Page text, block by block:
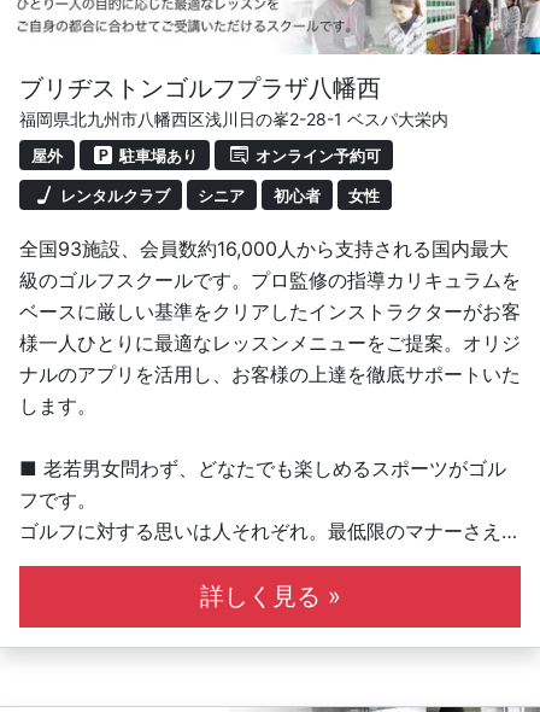
・レッスン時間は60分です。
ブリヂストンゴルフプラザ八幡西
福岡県北九州市八幡西区浅川日の峯2-28-1 ベスパ大栄内
屋外 駐車場あり オンライン予約可
レンタルクラブ シニア 初心者 女性
全国93施設、会員数約16,000人から支持される国内最大
級のゴルフスクールです。プロ監修の指導カリキュラムを
ベースに厳しい基準をクリアしたインストラクターがお客
様一人ひとりに最適なレッスンメニューをご提案。オリジ
ナルのアプリを活用し、お客様の上達を徹底サポートいた
します。
■ 老若男女問わず、どなたでも楽しめるスポーツがゴル
フです。
ゴルフに対する思いは人それぞれ。最低限のマナーさえ守
れば、楽しみ方はたくさんあります。私たちはこれを「ゴ
ルフィング」と呼んでいます。我々ブリヂストンのインス
トラクターが、皆さんのゴルフィングをより楽しいものに
詳しく見る »